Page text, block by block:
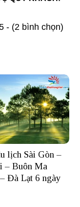
- (2 bình chọn)
lịch Sài Gòn –
– Buôn Ma
Đà Lạt 6 ngày